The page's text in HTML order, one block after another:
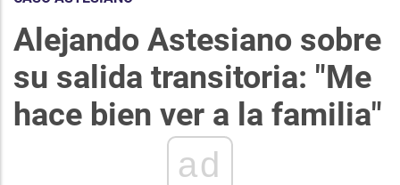
Alejando Astesiano sobre
su salida transitoria: "Me
hace bien ver a la familia"
ad